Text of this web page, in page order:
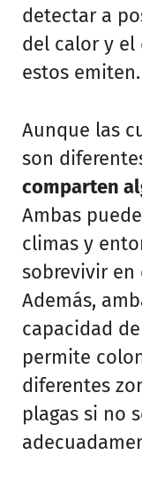
detectar a
del calor y
estos emiten.
Aunque las
son
comparten
Ambas
climas y
sobrevivir en
Además,
capacidad
permite
diferentes
plagas si no